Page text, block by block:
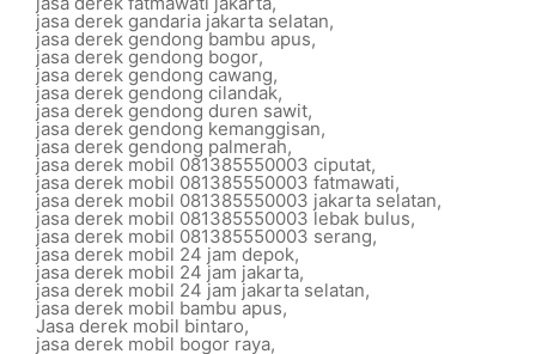
jasa derek gandaria jakarta selatan,
jasa derek gendong bambu apus,
jasa derek gendong bogor,
jasa derek gendong cawang,
jasa derek gendong cilandak,
jasa derek gendong duren sawit,
jasa derek gendong kemanggisan,
jasa derek gendong palmerah,
jasa derek mobil 081385550003 ciputat,
jasa derek mobil 081385550003 fatmawati,
jasa derek mobil 081385550003 jakarta selatan,
jasa derek mobil 081385550003 lebak bulus,
jasa derek mobil 081385550003 serang,
jasa derek mobil 24 jam depok,
jasa derek mobil 24 jam jakarta,
jasa derek mobil 24 jam jakarta selatan,
jasa derek mobil bambu apus,
Jasa derek mobil bintaro,
jasa derek mobil bogor raya,